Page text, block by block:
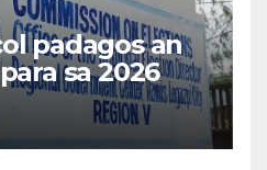
padagos an
sa 2026